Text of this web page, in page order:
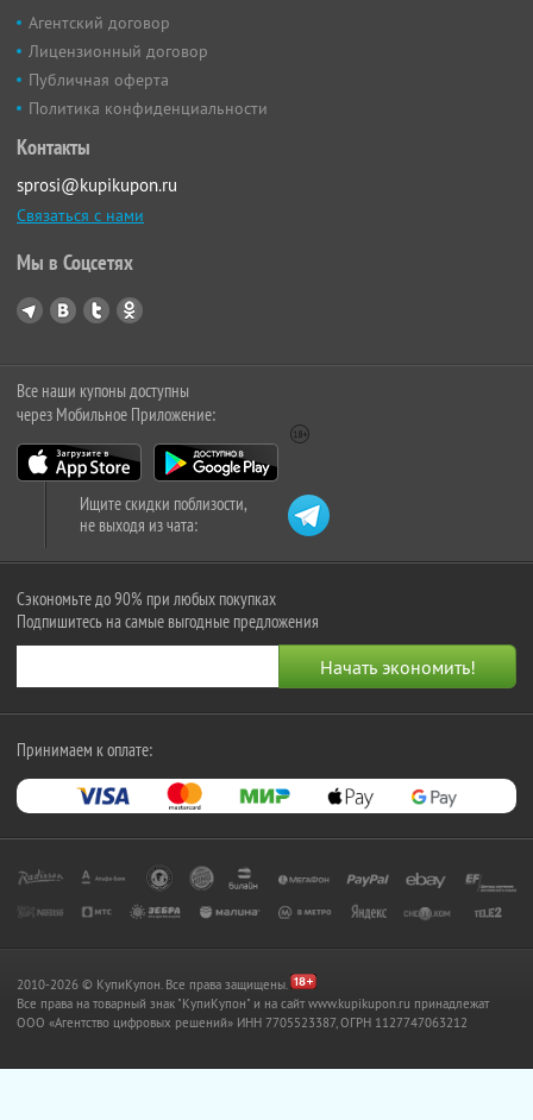
Агентский договор
Лицензионный договор
Публичная оферта
Политика конфиденциальности
Контакты
sprosi@kupikupon.ru
Связаться с нами
Мы в Соцсетях
Все наши купоны доступны
через Мобильное Приложение:
Ищите скидки поблизости,
не выходя из чата:
Сэкономьте до 90% при любых покупках
Подпишитесь на самые выгодные предложения
Принимаем к оплате:
2010-2026 © КупиКупон. Все права защищены.
Все права на товарный знак "КупиКупон" и на сайт www.kupikupon.ru принадлежат
OOO «Агентство цифровых решений» ИНН 7705523387, ОГРН 1127747063212